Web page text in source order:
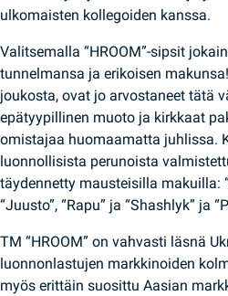
ulkomaisten kollegoiden kanssa.
Valitsemalla “HROOM”-sipsit
tunnelmansa ja erikoisen
joukosta, ovat jo arvostaneet tätä
epätyypillinen muoto ja kirkkaat
omistajaa huomaamatta juhlissa.
luonnollisista perunoista
täydennetty mausteisilla makuilla:
“Juusto”, “Rapu” ja “Shashlyk” ja
TM “HROOM” on vahvasti läsnä
luonnonlastujen markkinoiden
myös erittäin suosittu Aasian